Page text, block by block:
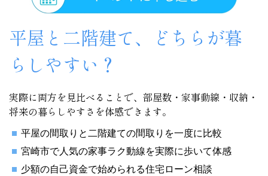
平屋と二階建て、どちらが暮
らしやすい？
実際に両方を見比べることで、部屋数・家事動線・収納・
将来の暮らしやすさを体感できます。
平屋の間取りと二階建ての間取りを一度に比較
宮崎市で人気の家事ラク動線を実際に歩いて体感
少額の自己資金で始められる住宅ローン相談